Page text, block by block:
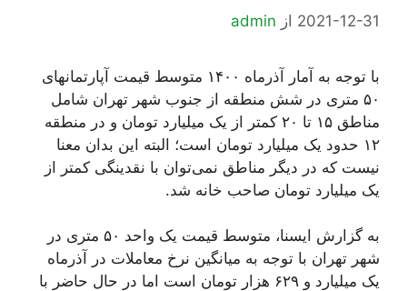
2021-12-31 از admin
با توجه به آمار آذرماه ۱۴۰۰ متوسط قیمت آپارتمانهای
۵۰ متری در شش منطقه از جنوب شهر تهران شامل
مناطق ۱۵ تا ۲۰ کمتر از یک میلیارد تومان و در منطقه
۱۲ حدود یک میلیارد تومان است؛ البته این بدان معنا
نیست که در دیگر مناطق نمی‌توان با نقدینگی کمتر از
یک میلیارد تومان صاحب خانه شد.
به گزارش ایسنا، متوسط قیمت یک واحد ۵۰ متری در
شهر تهران با توجه به میانگین نرخ معاملات در آذرماه
یک میلیارد و ۶۲۹ هزار تومان است اما در حال حاضر با